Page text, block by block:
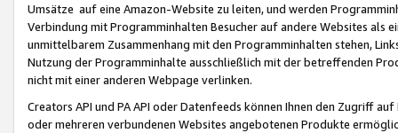
Umsätze auf eine Amazon-Website zu leiten, und werden
Verbindung mit Programminhalten Besucher auf andere Websites als
unmittelbarem Zusammenhang mit den Programminhalten stehen,
Nutzung der Programminhalte ausschließlich mit der betreffenden
nicht mit einer anderen Webpage verlinken.
Creators API und PA API oder Datenfeeds können Ihnen den Zugriff
oder mehreren verbundenen Websites angebotenen Produkte